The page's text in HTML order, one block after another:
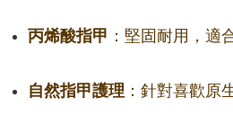
丙烯酸指甲 ：堅固耐用，適
自然指甲護理 ：針對喜歡原